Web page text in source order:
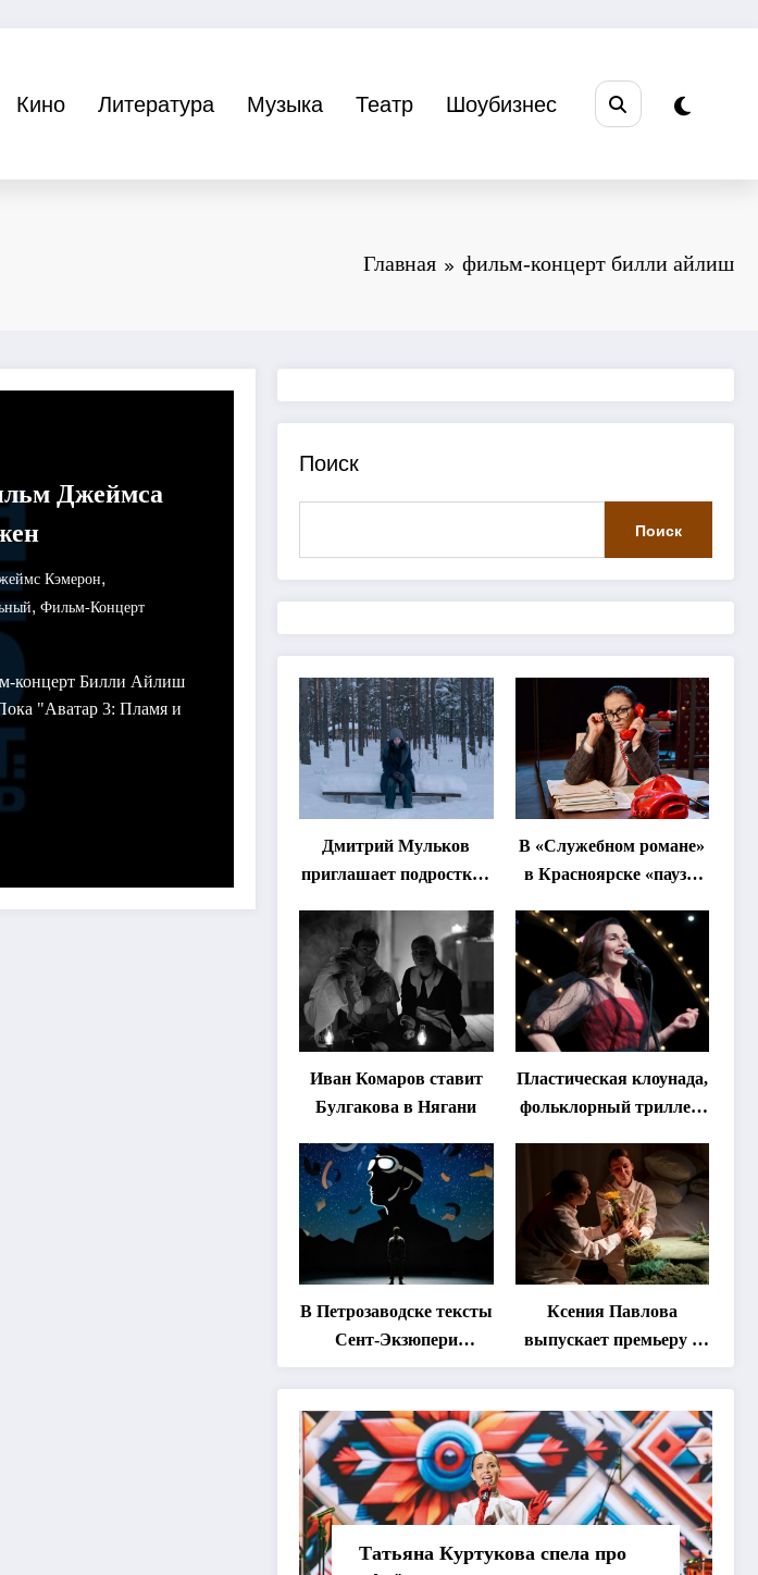
Кино Литература Музыка Театр Шоубизнес
Главная фильм-концерт билли айлиш
Джеймса
Кэмерон,
, Фильм-Концерт
концерт Билли Айлиш
"Аватар 3: Пламя и
Поиск
Поиск
Дмитрий Мульков
приглашает подростков
«спектакль-
солостальгию»
В «Служебном романе»
в Красноярске «паузы
Иван Комаров ставит
Булгакова в Нягани
Пластическая клоунада,
фольклорный триллер,
Что покажут на втором
этапе фестиваля
«Монокль»
В Петрозаводске тексты
Сент-Экзюпери
переведут на язык
хореографии
Ксения Павлова
выпускает премьеру о
дружбе сурка и
Татьяна Куртукова спела про